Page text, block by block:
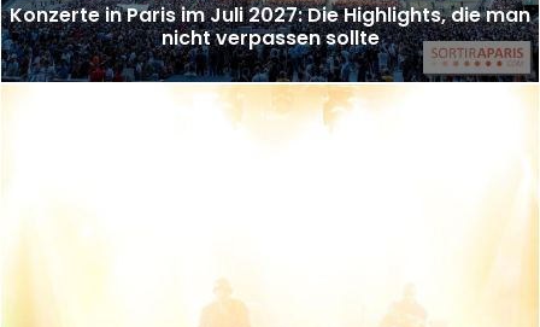
Konzerte in Paris im Juli 2027: Die Highlights, die man
nicht verpassen sollte